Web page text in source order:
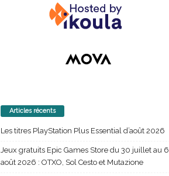
Articles récents
Les titres PlayStation Plus Essential d’août 2026
Jeux gratuits Epic Games Store du 30 juillet au 6
août 2026 : OTXO, Sol Cesto et Mutazione